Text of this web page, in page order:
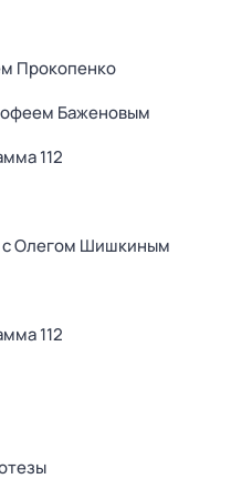
Прокопенко
Баженовым
112
с Олегом Шишкиным
112